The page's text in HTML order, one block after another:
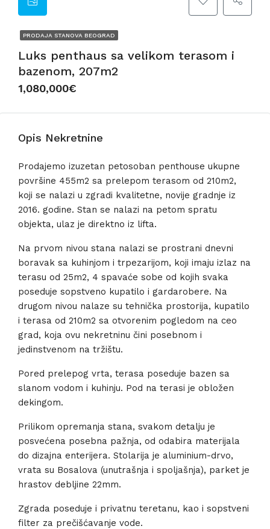
PRODAJA STANOVA BEOGRAD
Luks penthaus sa velikom terasom i
bazenom, 207m2
1,080,000€
Opis Nekretnine
Prodajemo izuzetan petosoban penthouse ukupne
površine 455m2 sa prelepom terasom od 210m2,
koji se nalazi u zgradi kvalitetne, novije gradnje iz
2016. godine. Stan se nalazi na petom spratu
objekta, ulaz je direktno iz lifta.
Na prvom nivou stana nalazi se prostrani dnevni
boravak sa kuhinjom i trpezarijom, koji imaju izlaz na
terasu od 25m2, 4 spavaće sobe od kojih svaka
poseduje sopstveno kupatilo i gardarobere. Na
drugom nivou nalaze su tehnička prostorija, kupatilo
i terasa od 210m2 sa otvorenim pogledom na ceo
grad, koja ovu nekretninu čini posebnom i
jedinstvenom na tržištu.
Pored prelepog vrta, terasa poseduje bazen sa
slanom vodom i kuhinju. Pod na terasi je obložen
dekingom.
Prilikom opremanja stana, svakom detalju je
posvećena posebna pažnja, od odabira materijala
do dizajna enterijera. Stolarija je aluminium-drvo,
vrata su Bosalova (unutrašnja i spoljašnja), parket je
hrastov debljine 22mm.
Zgrada poseduje i privatnu teretanu, kao i sopstveni
filter za prečišćavanje vode.